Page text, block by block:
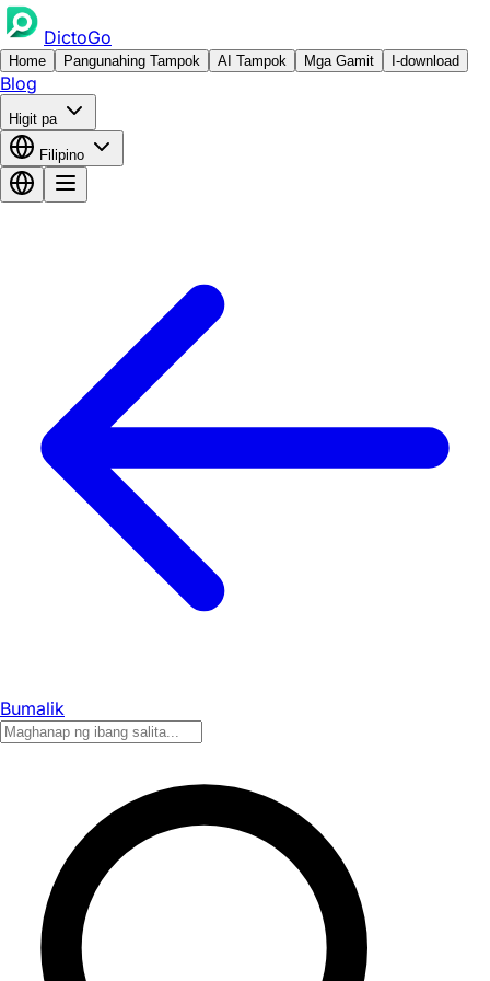
DictoGo
Home Pangunahing Tampok AI Tampok Mga Gamit I-download
Blog
Higit pa
Filipino
Bumalik